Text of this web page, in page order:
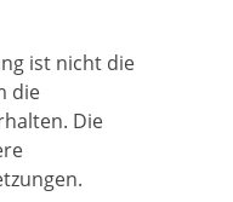
ist nicht die
die
Die